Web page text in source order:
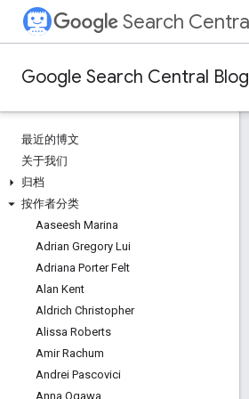
Search
Google Search Central Blog
最近的博文
关于我们
归档
按作者分类
Aaseesh Marina
Adrian Gregory Lui
Adriana Porter Felt
Alan Kent
Aldrich Christopher
Alissa Roberts
Amir Rachum
Andrei Pascovici
Anna Ogawa